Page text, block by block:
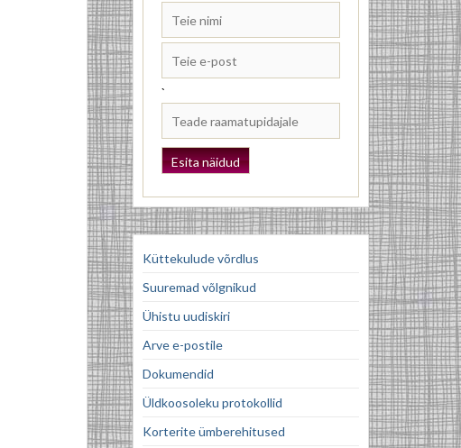
`
Küttekulude võrdlus
Suuremad võlgnikud
Ühistu uudiskiri
Arve e-postile
Dokumendid
Üldkoosoleku protokollid
Korterite ümberehitused